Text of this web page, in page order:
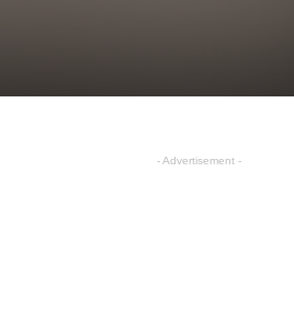
- Advertisement -